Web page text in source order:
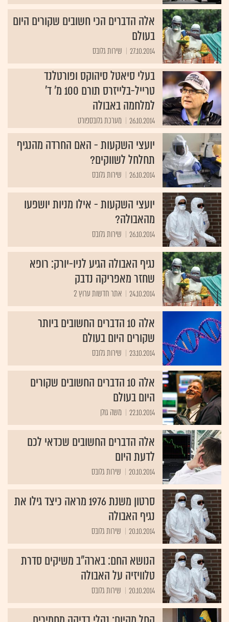
אלה הדברים הכי חשובים שקורים היום
בעולם
27.10.2014 שירות גלובס
בעלי סיאטל סיהוקס ופורטלנד
טרייל-בלייזרס תורם 100 מ' ד'
למלחמה באבולה
26.10.2014 מערכת גלובספורט
יועצי השקעות - האם החרדה מהנגיף
תחלחל לשווקים?
26.10.2014 שירות גלובס
יועצי השקעות - אילו מניות יושפעו
מהאבולה?
26.10.2014 שירות גלובס
נגיף האבולה הגיע לניו-יורק: רופא
שחזר מאפריקה נדבק
24.10.2014 אתר חדשות ערוץ 2
אלה 10 הדברים החשובים ביותר
שקורים היום בעולם
23.10.2014 שירות גלובס
אלה 10 הדברים החשובים שקורים
היום בעולם
22.10.2014 משה גולן
אלה הדברים החשובים שכדאי לכם
לדעת היום
20.10.2014 שירות גלובס
סרטון משנת 1976 מראה כיצד גילו את
נגיף האבולה
20.10.2014 שירות גלובס
הנושא החם: בארה"ב משיקים סדרת
טלוויזיה על האבולה
20.10.2014 שירות גלובס